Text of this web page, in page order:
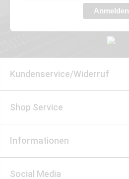
Anmelden
Kundenservice/Widerruf
Shop Service
Informationen
Social Media